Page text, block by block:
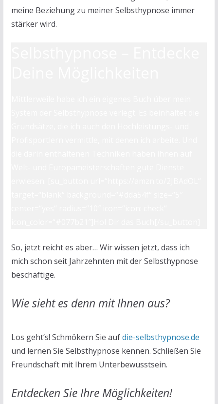
meine Beziehung zu meiner Selbsthypnose immer
stärker wird.
So, jetzt reicht es aber… Wir wissen jetzt, dass ich
mich schon seit Jahrzehnten mit der Selbsthypnose
beschäftige.
Wie sieht es denn mit Ihnen aus?
Los geht’s! Schmökern Sie aufdie-selbsthypnose.de
und lernen Sie Selbsthypnose kennen. Schließen Sie
Freundschaft mit Ihrem Unterbewusstsein.
Entdecken Sie Ihre Möglichkeiten!